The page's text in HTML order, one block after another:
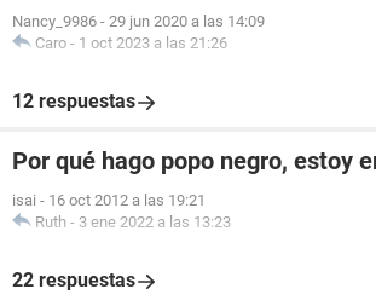
Nancy_9986 - 29 jun 2020 a las 14:09
Caro - 1 oct 2023 a las 21:26
12 respuestas
Por qué hago popo negro, estoy
isai - 16 oct 2012 a las 19:21
Ruth - 3 ene 2022 a las 13:23
22 respuestas